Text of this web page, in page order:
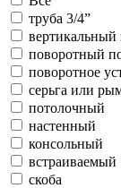
труба 3/4”
поворотный
поворотное
серьга или
потолочный
настенный
консольный
встраиваемый
скоба